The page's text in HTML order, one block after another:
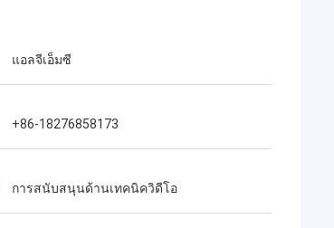
แอลจีเอ็มซี
+86-18276858173
การสนับสนุนด้านเทคนิควิดีโอ